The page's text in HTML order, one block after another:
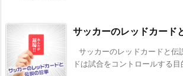
サッカーのレッドカード
サッカーのレッドカードと伝
ドは試合をコントロールする